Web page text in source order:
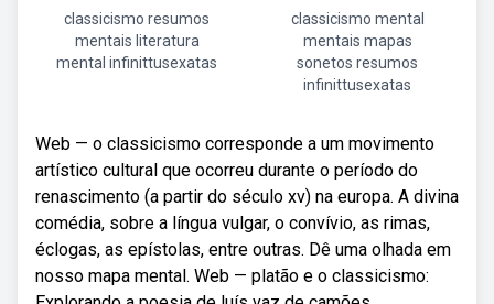
classicismo resumos
mentais literatura
mental infinittusexatas
classicismo mental
mentais mapas
sonetos resumos
infinittusexatas
Web — o classicismo corresponde a um movimento
artístico cultural que ocorreu durante o período do
renascimento (a partir do século xv) na europa. A divina
comédia, sobre a língua vulgar, o convívio, as rimas,
éclogas, as epístolas, entre outras. Dê uma olhada em
nosso mapa mental. Web — platão e o classicismo: